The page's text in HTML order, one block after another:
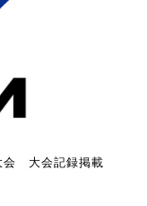
会 大会記録掲載